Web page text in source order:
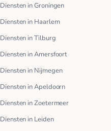
Diensten in Groningen
Diensten in Haarlem
Diensten in Tilburg
Diensten in Amersfoort
Diensten in Nijmegen
Diensten in Apeldoorn
Diensten in Zoetermeer
Diensten in Leiden